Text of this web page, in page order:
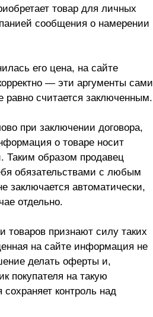
товар для личных
сообщения о намерении
его цена, на сайте
— эти аргументы сами
равно считается заключенным.
при заключении договора,
о товаре носит
Таким образом продавец
обязательствами с любым
заключается автоматически,
отдельно.
признают силу таких
на сайте информация не
делать оферты и,
покупателя на такую
контроль над